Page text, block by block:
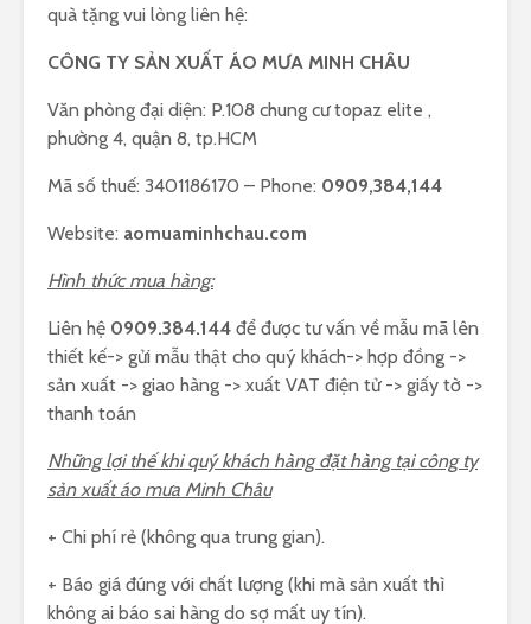
quà tặng vui lòng liên hệ:
CÔNG TY SẢN XUẤT ÁO MƯA MINH CHÂU
Văn phòng đại diện: P.108 chung cư topaz elite ,
phường 4, quận 8, tp.HCM
Mã số thuế: 3401186170 – Phone: 0909,384,144
Website: aomuaminhchau.com
Hình thức mua hàng:
Liên hệ 0909.384.144 để được tư vấn về mẫu mã lên
thiết kế-> gửi mẫu thật cho quý khách-> hợp đồng ->
sản xuất -> giao hàng -> xuất VAT điện tử -> giấy tờ ->
thanh toán
Những lợi thế khi quý khách hàng đặt hàng tại công ty
sản xuất áo mưa Minh Châu
+ Chi phí rẻ (không qua trung gian).
+ Báo giá đúng với chất lượng (khi mà sản xuất thì
không ai báo sai hàng do sợ mất uy tín).